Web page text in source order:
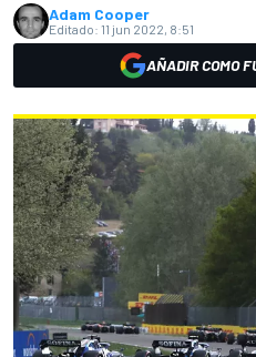
Adam Cooper
Editado: 11 jun 2022, 8:51
AÑADIR COMO